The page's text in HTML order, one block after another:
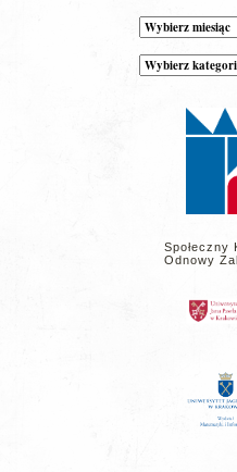
Archiwum
Kategorie
wpisów
Społeczny
Odnowy